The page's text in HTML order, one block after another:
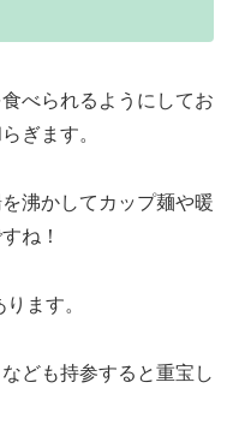
べられるようにしてお
ぎます。
沸かしてカップ麺や暖
ね！
ます。
ども持参すると重宝し